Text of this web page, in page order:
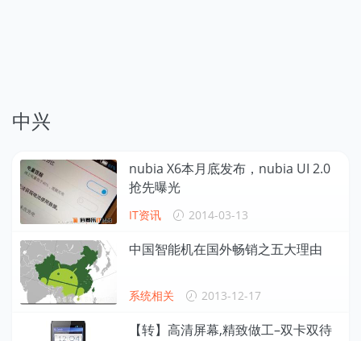
中兴
nubia X6本月底发布，nubia UI 2.0
抢先曝光
IT资讯 2014-03-13
中国智能机在国外畅销之五大理由
系统相关 2013-12-17
【转】高清屏幕,精致做工–双卡双待